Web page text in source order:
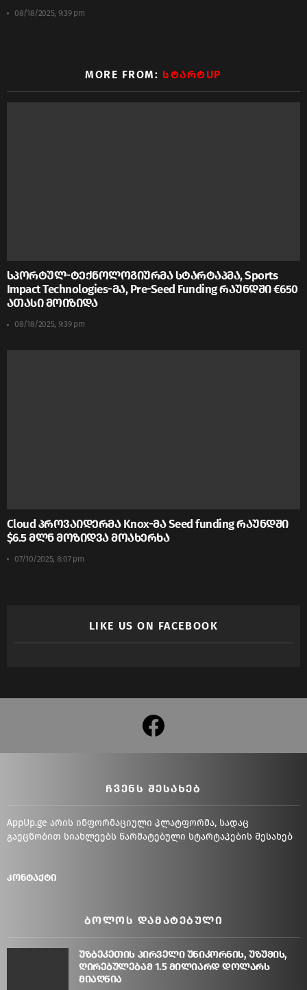
08/18/2025, 9:39 pm
MORE FROM:ᲡᲢᲐᲠᲢUP
სპორტულ-ტექნოლოგიურმა სტარტაპმა, Sports
Impact Technologies-მა, Pre-Seed Funding რაუნდში €650
ათასი მოიზიდა
08/18/2025, 9:39 pm
Cloud პროვაიდერმა Knox-მა Seed funding რაუნდში
$6.5 მლნ მოზიდვა მოახერხა
07/10/2025, 8:07 pm
LIKE US ON FACEBOOK
facebook
ᲩᲕᲔᲜᲡ ᲨᲔᲡᲐᲮᲔᲑ
AppUp.ge არის ინფორმაციული პლატფორმა, სადაც
გაეცნობით სიახლეებს წარმატებული სტარტაპების შესახებ
კონტაქტი
ᲑᲝᲚᲝᲡ ᲓᲐᲛᲐᲢᲔᲑᲣᲚᲘ
უზბეკეთის პირველი უნიკორნის, უზუმის,
ღირებულებამ 1.5 მილიარდ დოლარს
მიაღწია